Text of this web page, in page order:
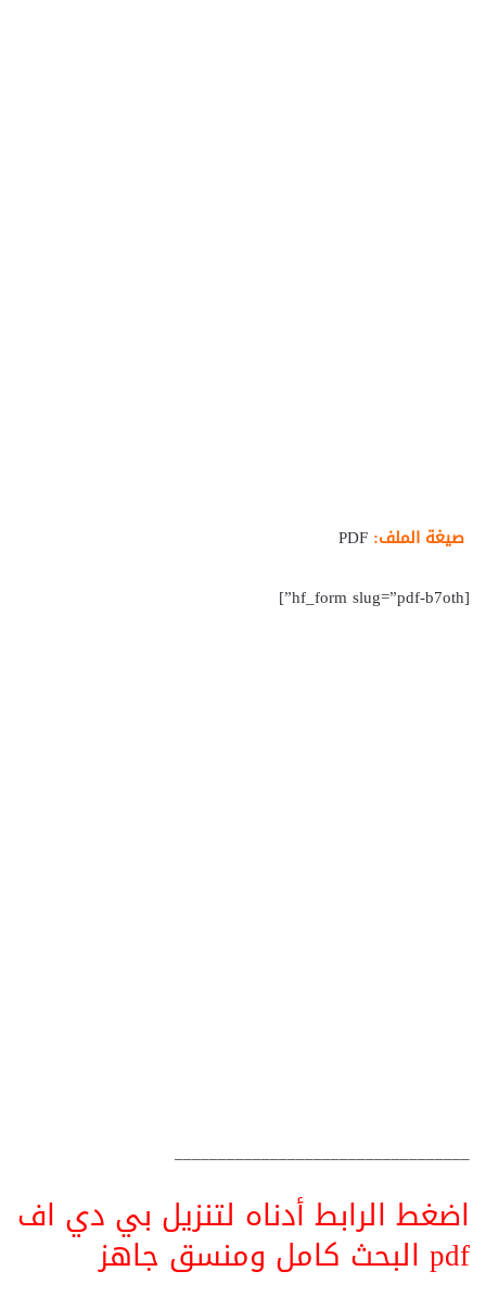
صيغة الملف:
[hf_form slug=”pdf-b7oth”]
__________________________________
اضغط الرابط أدناه لتنزيل بي دي اف
pdf البحث كامل ومنسق جاهز